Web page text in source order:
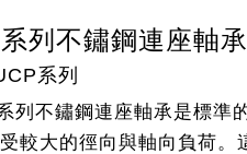
列不鏽鋼連座軸
系列
列不鏽鋼連座軸承是標準
較大的徑向與軸向負荷。